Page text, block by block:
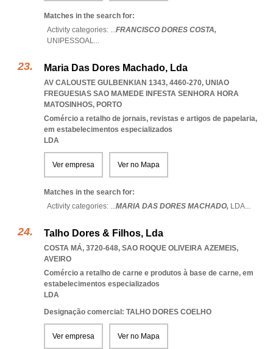
Matches in the search for:
Activity categories: ...FRANCISCO DORES COSTA,
UNIPESSOAL...
Maria Das Dores Machado, Lda
AV CALOUSTE GULBENKIAN 1343, 4460-270, UNIAO
FREGUESIAS SAO MAMEDE INFESTA SENHORA HORA
MATOSINHOS, PORTO
Comércio a retalho de jornais, revistas e artigos de papelaria,
em estabelecimentos especializados
LDA
Ver empresa Ver no Mapa
Matches in the search for:
Activity categories: ...MARIA DAS DORES MACHADO, LDA...
Talho Dores & Filhos, Lda
COSTA MÁ, 3720-648, SAO ROQUE OLIVEIRA AZEMEIS,
AVEIRO
Comércio a retalho de carne e produtos à base de carne, em
estabelecimentos especializados
LDA
Designação comercial: TALHO DORES COELHO
Ver empresa Ver no Mapa